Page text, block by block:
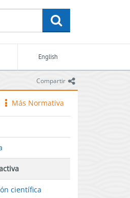
English
Compartir icono
icono
Más Normativa
científica